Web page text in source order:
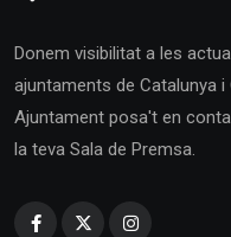
Donem visibilitat a les
ajuntaments de Catalunya
Ajuntament posa't en
la teva Sala de Premsa.